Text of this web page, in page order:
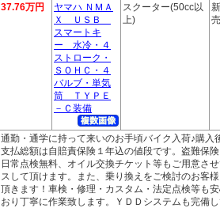
37.76万円
ヤマハ ＮＭＡ
Ｘ ＵＳＢ
スマートキ
ー 水冷・４
ストローク・
ＳＯＨＣ・４
バルブ・単気
筒 ＴＹＰＥ
－Ｃ装備
スクーター(50cc以
上)
通勤・通学に持って来いのお手頃バイク入荷♪購
支払総額は自賠責保険１年込の値段です。盗難保
日常点検無料、オイル交換チケット等もご用意さ
スして頂けます。また、乗り換えをご検討のお客
頂きます！車検・修理・カスタム・法定点検等も
おり丁寧に作業致します。ＹＤＤシステムも完備